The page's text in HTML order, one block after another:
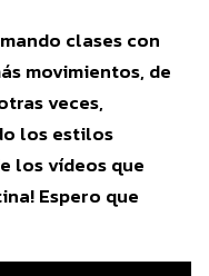
clases con
movimientos, de
veces,
los estilos
los vídeos que
Espero que